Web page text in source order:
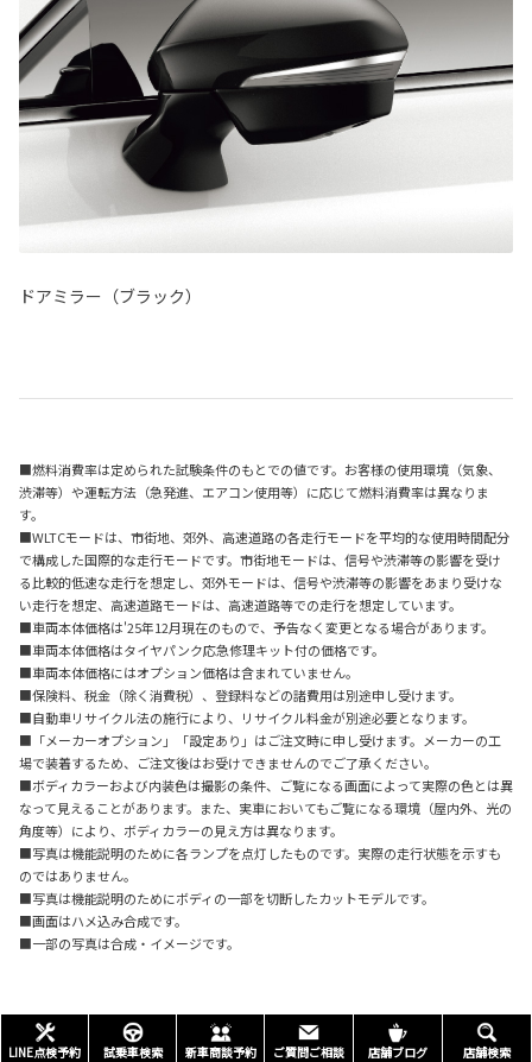
ドアミラー（ブラック）
■燃料消費率は定められた試験条件のもとでの値です。お客様の使用環境（気象、
渋滞等）や運転方法（急発進、エアコン使用等）に応じて燃料消費率は異なりま
す。
■WLTCモードは、市街地、郊外、高速道路の各走行モードを平均的な使用時間配分
で構成した国際的な走行モードです。市街地モードは、信号や渋滞等の影響を受け
る比較的低速な走行を想定し、郊外モードは、信号や渋滞等の影響をあまり受けな
い走行を想定、高速道路モードは、高速道路等での走行を想定しています。
■車両本体価格は'25年12月現在のもので、予告なく変更となる場合があります。
■車両本体価格はタイヤパンク応急修理キット付の価格です。
■車両本体価格にはオプション価格は含まれていません。
■保険料、税金（除く消費税）、登録料などの諸費用は別途申し受けます。
■自動車リサイクル法の施行により、リサイクル料金が別途必要となります。
■「メーカーオプション」「設定あり」はご注文時に申し受けます。メーカーの工
場で装着するため、ご注文後はお受けできませんのでご了承ください。
■ボディカラーおよび内装色は撮影の条件、ご覧になる画面によって実際の色とは異
なって見えることがあります。また、実車においてもご覧になる環境（屋内外、光の
角度等）により、ボディカラーの見え方は異なります。
■写真は機能説明のために各ランプを点灯したものです。実際の走行状態を示すも
のではありません。
■写真は機能説明のためにボディの一部を切断したカットモデルです。
■画面はハメ込み合成です。
■一部の写真は合成・イメージです。
LINE点検予約 試乗車検索 新車商談予約 ご質問ご相談 店舗ブログ 店舗検索